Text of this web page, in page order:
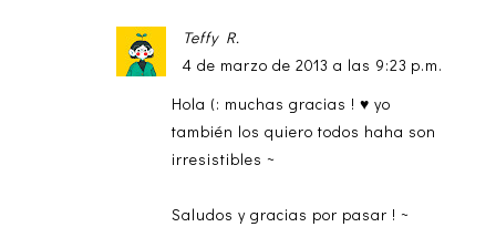
Teffy R.
4 de marzo de 2013 a las 9:23 p.m.
Hola (: muchas gracias ! ♥ yo
también los quiero todos haha son
irresistibles ~
Saludos y gracias por pasar ! ~